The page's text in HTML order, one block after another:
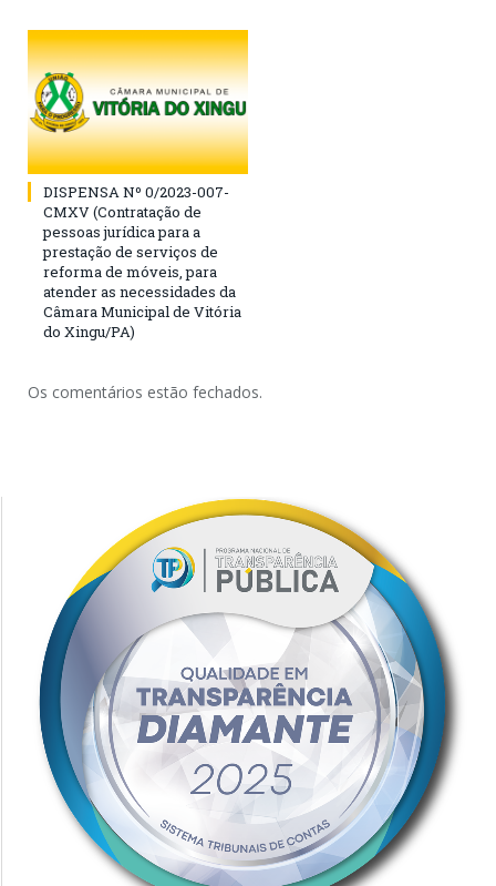
DISPENSA Nº 0/2023-007-
CMXV (Contratação de
pessoas jurídica para a
prestação de serviços de
reforma de móveis, para
atender as necessidades da
Câmara Municipal de Vitória
do Xingu/PA)
Os comentários estão fechados.